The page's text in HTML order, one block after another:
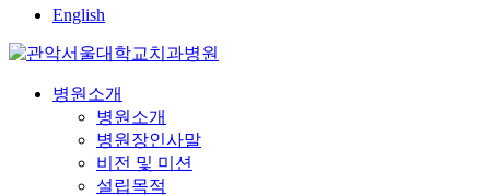
English
병원소개
병원소개
병원장인사말
비전 및 미션
설립목적